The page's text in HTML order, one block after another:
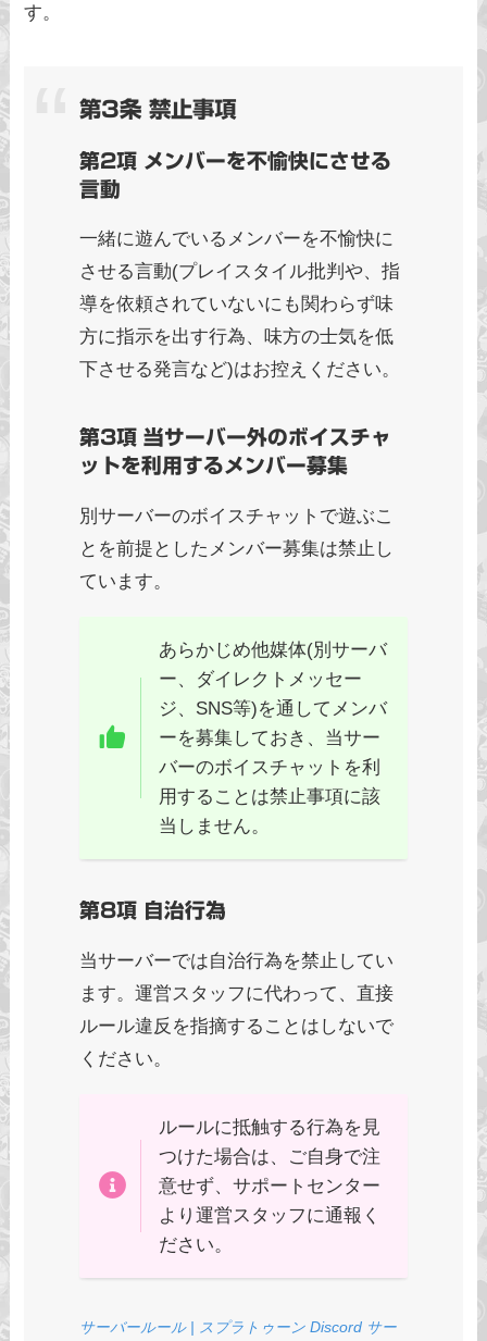
す。
第3条 禁止事項
第2項 メンバーを不愉快にさせる
言動
一緒に遊んでいるメンバーを不愉快に
させる言動(プレイスタイル批判や、指
導を依頼されていないにも関わらず味
方に指示を出す行為、味方の士気を低
下させる発言など)はお控えください。
第3項 当サーバー外のボイスチャ
ットを利用するメンバー募集
別サーバーのボイスチャットで遊ぶこ
とを前提としたメンバー募集は禁止し
ています。
あらかじめ他媒体(別サーバ
ー、ダイレクトメッセー
ジ、SNS等)を通してメンバ
ーを募集しておき、当サー
バーのボイスチャットを利
用することは禁止事項に該
当しません。
第8項 自治行為
当サーバーでは自治行為を禁止してい
ます。運営スタッフに代わって、直接
ルール違反を指摘することはしないで
ください。
ルールに抵触する行為を見
つけた場合は、ご自身で注
意せず、サポートセンター
より運営スタッフに通報く
ださい。
サーバールール | スプラトゥーン Discord サー